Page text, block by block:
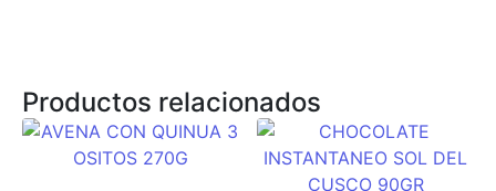
Productos relacionados